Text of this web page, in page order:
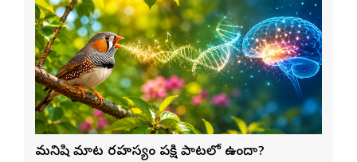
మనిషి మాట రహస్యం పక్షి పాటలో ఉందా?